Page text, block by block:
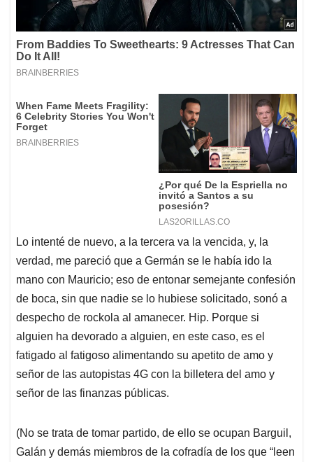
Lo intenté de nuevo, a la tercera va la vencida, y, la
verdad, me pareció que a Germán se le había ido la
mano con Mauricio; eso de entonar semejante confesión
de boca, sin que nadie se lo hubiese solicitado, sonó a
despecho de rockola al amanecer. Hip. Porque si
alguien ha devorado a alguien, en este caso, es el
fatigado al fatigoso alimentando su apetito de amo y
señor de las autopistas 4G con la billetera del amo y
señor de las finanzas públicas.
(No se trata de tomar partido, de ello se ocupan Barguil,
Galán y demás miembros de la cofradía de los que “leen